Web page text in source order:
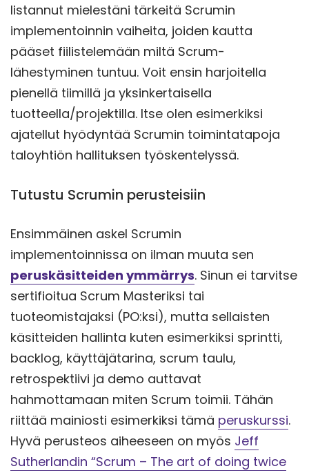
listannut mielestäni tärkeitä Scrumin
implementoinnin vaiheita, joiden kautta
pääset fiilistelemään miltä Scrum-
lähestyminen tuntuu. Voit ensin harjoitella
pienellä tiimillä ja yksinkertaisella
tuotteella/projektilla. Itse olen esimerkiksi
ajatellut hyödyntää Scrumin toimintatapoja
taloyhtiön hallituksen työskentelyssä.
Tutustu Scrumin perusteisiin
Ensimmäinen askel Scrumin
implementoinnissa on ilman muuta sen
peruskäsitteiden ymmärrys. Sinun ei tarvitse
sertifioitua Scrum Masteriksi tai
tuoteomistajaksi (PO:ksi), mutta sellaisten
käsitteiden hallinta kuten esimerkiksi sprintti,
backlog, käyttäjätarina, scrum taulu,
retrospektiivi ja demo auttavat
hahmottamaan miten Scrum toimii. Tähän
riittää mainiosti esimerkiksi tämä peruskurssi.
Hyvä perusteos aiheeseen on myös Jeff
Sutherlandin “Scrum – The art of doing twice